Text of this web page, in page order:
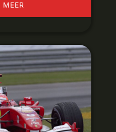
MEER